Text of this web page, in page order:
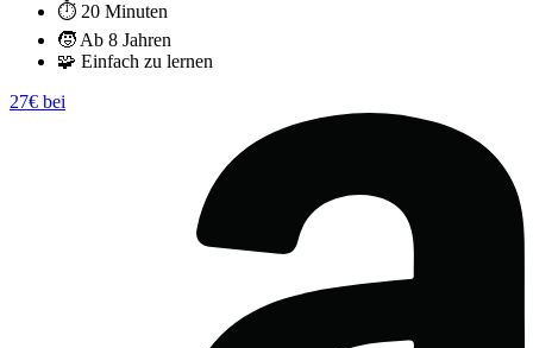
⏱️ 20 Minuten
🧒 Ab 8 Jahren
🧩 Einfach zu lernen
27€ bei